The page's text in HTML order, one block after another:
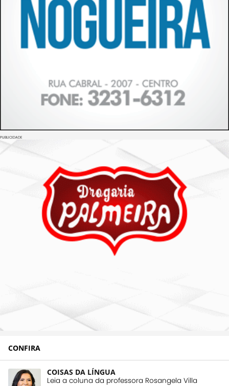
PUBLICIDADE
CONFIRA
COISAS DA LÍNGUA
Leia a coluna da professora Rosangela Villa